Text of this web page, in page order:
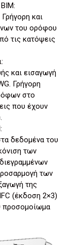
και
του ορόφου
τις κατόψεις
και εισαγωγή
Γρήγορη
στο
που έχουν
δεδομένα του
των
των
της
(έκδοση 2×3)
προσομοίωμα